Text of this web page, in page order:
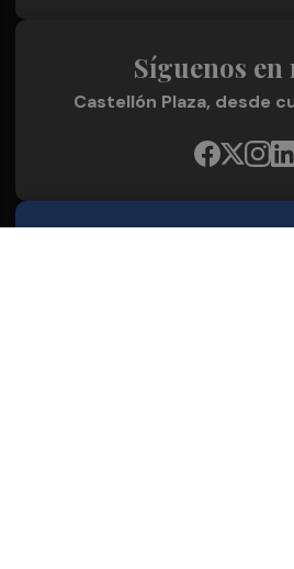
Síguenos en
Castellón Plaza, desde